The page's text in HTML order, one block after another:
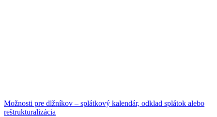
Možnosti pre dlžníkov – splátkový kalendár, odklad splátok alebo
reštrukturalizácia